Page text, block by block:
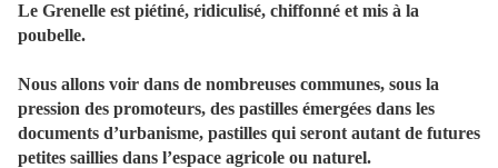
Le Grenelle est piétiné, ridiculisé, chiffonné et mis à la
poubelle.
Nous allons voir dans de nombreuses communes, sous la
pression des promoteurs, des pastilles émergées dans les
documents d’urbanisme, pastilles qui seront autant de futures
petites saillies dans l’espace agricole ou naturel.